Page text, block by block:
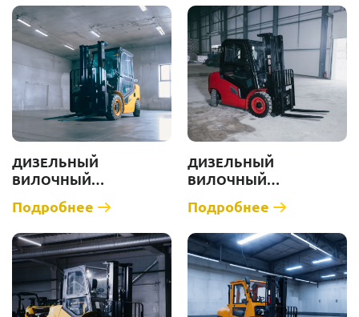
ДИЗЕЛЬНЫЙ
ВИЛОЧНЫЙ
ПОГРУЗЧИК ZAUBERG
DS35-Х [Г/П 3500 КГ]
Подробнее
ДИЗЕЛЬНЫЙ
ВИЛОЧНЫЙ
ПОГРУЗЧИК ZAUBERG
DS35-M [Г/П 3500 КГ]
Подробнее